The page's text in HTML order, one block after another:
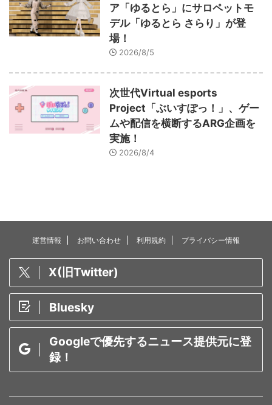
ア「ゆるとら」にサロペットモ
デル「ゆるとら さらり」が登
場！
2026/8/5
次世代Virtual esports
Project「ぶいすぽっ！」、ゲー
ムや配信を横断するARG企画を
実施！
2026/8/4
運営情報 お問い合わせ 利用規約 プライバシー情報
X(旧Twitter)
Bluesky
Googleで優先するニュース提供元に登
録！